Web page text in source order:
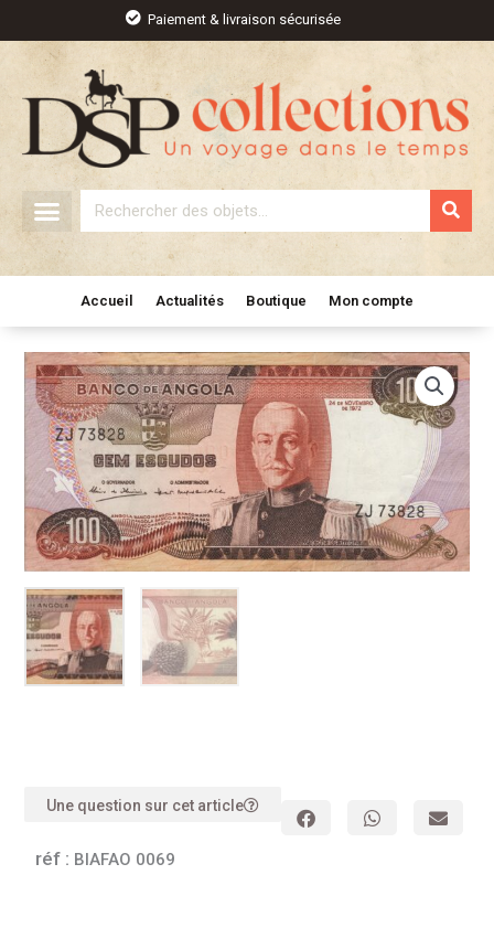
contenu
Paiement & livraison sécurisée
Rechercher
Accueil Actualités Boutique Mon compte
Une question sur cet article
réf : BIAFAO 0069